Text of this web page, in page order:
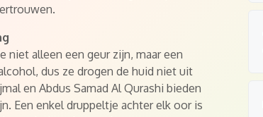
niet alleen een geur zijn, maar een
dus ze drogen de huid niet uit
en Abdus Samad Al Qurashi bieden
Een enkel druppeltje achter elk oor is